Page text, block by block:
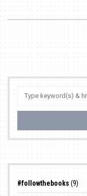
#followthebooks(9)